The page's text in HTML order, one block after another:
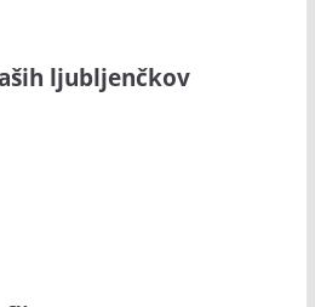
ljubljenčkov